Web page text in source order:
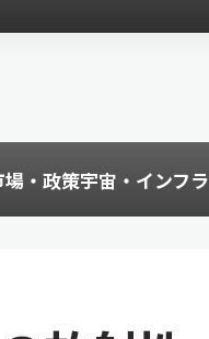
場・政策宇宙・インフラ